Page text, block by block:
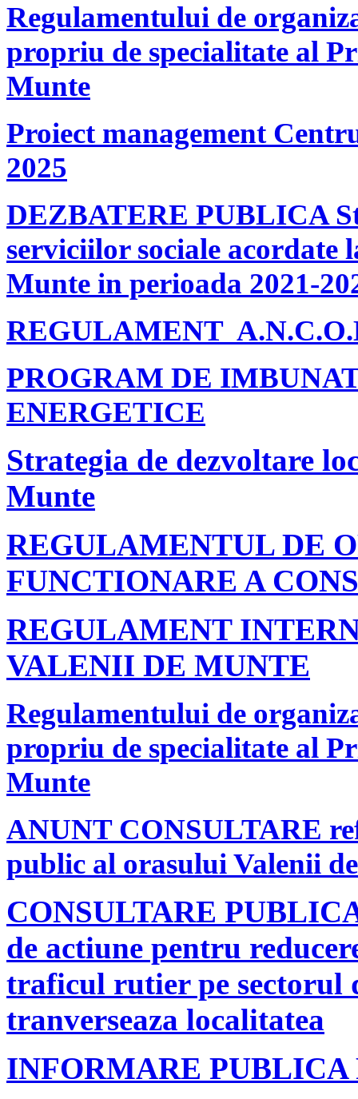
Regulamentului de
propriu de specialitate al
Munte
Proiect management
2025
DEZBATERE PUBLICA
serviciilor sociale acordate
Munte in perioada 2021-
REGULAMENT
PROGRAM DE
ENERGETICE
Strategia de dezvoltare
Munte
REGULAMENTUL DE
FUNCTIONARE A
REGULAMENT
VALENII DE MUNTE
Regulamentului de
propriu de specialitate al
Munte
ANUNT CONSULTARE
public al orasului Valenii
CONSULTARE
de actiune pentru
traficul rutier pe sectorul
tranverseaza localitatea
INFORMARE PUBLICA